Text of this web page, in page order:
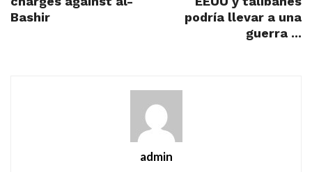
Bashir
podría llevar a una
guerra ...
admin